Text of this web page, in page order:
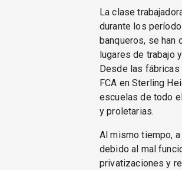
La clase
durante los
banqueros, se han
lugares de trabajo
Desde las fábricas
FCA en Sterling
escuelas de todo
y proletarias.
Al mismo tiempo,
debido al mal
privatizaciones y